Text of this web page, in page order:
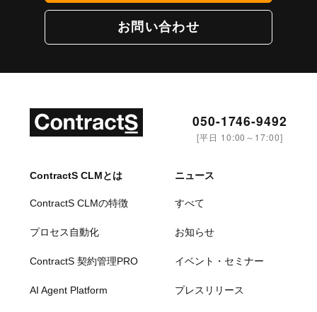
お問い合わせ
050-1746-9492
[平日 10:00～17:00]
ContractS CLMとは
ContractS CLMの特徴
プロセス自動化
ContractS 契約管理PRO
AI Agent Platform
ニュース
すべて
お知らせ
イベント・セミナー
プレスリリース